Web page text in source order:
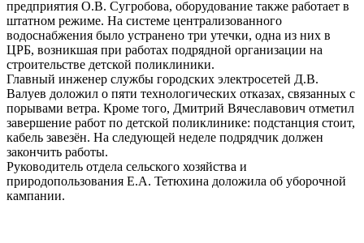
предприятия О.В. Сугробова, оборудование также работает в
штатном режиме. На системе централизованного
водоснабжения было устранено три утечки, одна из них в
ЦРБ, возникшая при работах подрядной организации на
строительстве детской поликлиники.
Главный инженер службы городских электросетей Д.В.
Валуев доложил о пяти технологических отказах, связанных с
порывами ветра. Кроме того, Дмитрий Вячеславович отметил
завершение работ по детской поликлинике: подстанция стоит,
кабель завезён. На следующей неделе подрядчик должен
закончить работы.
Руководитель отдела сельского хозяйства и
природопользования Е.А. Тетюхина доложила об уборочной
кампании.